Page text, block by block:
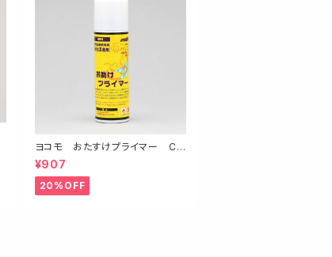
ヨコモ おたすけプライマー CS
-SPA Otasuke primer
¥907
20%OFF